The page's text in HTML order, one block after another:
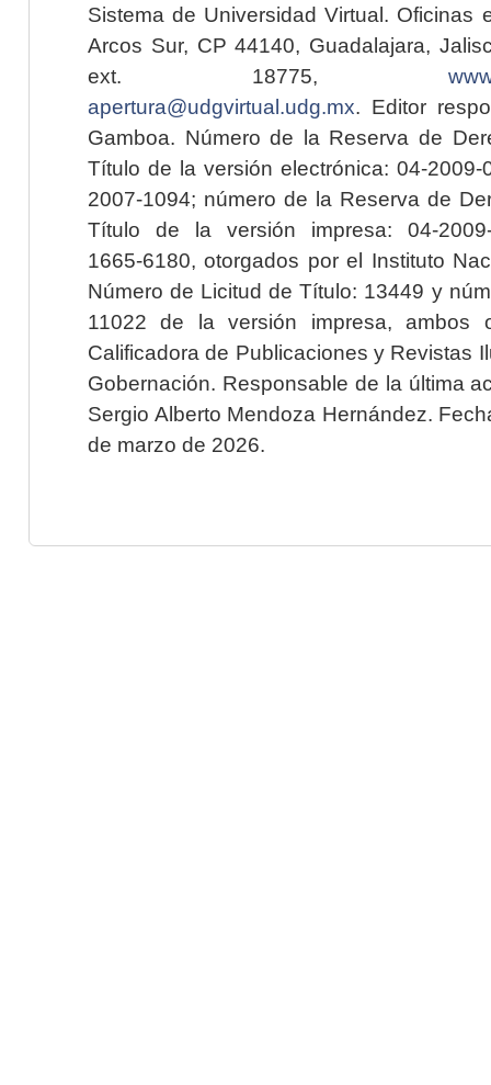
Sistema de Universidad Virtual. Oficinas
Arcos Sur, CP 44140, Guadalajara,
ext. 18775,
apertura@udgvirtual.udg.mx. Editor
Gamboa. Número de la Reserva de
Título de la versión electrónica: 04-2009-
2007-1094; número de la Reserva de
Título de la versión impresa: 04-2009-
1665-6180, otorgados por el Instituto
Número de Licitud de Título: 13449 y
11022 de la versión impresa, ambos
Calificadora de Publicaciones y Revistas
Gobernación. Responsable de la última
Sergio Alberto Mendoza Hernández.
de marzo de 2026.